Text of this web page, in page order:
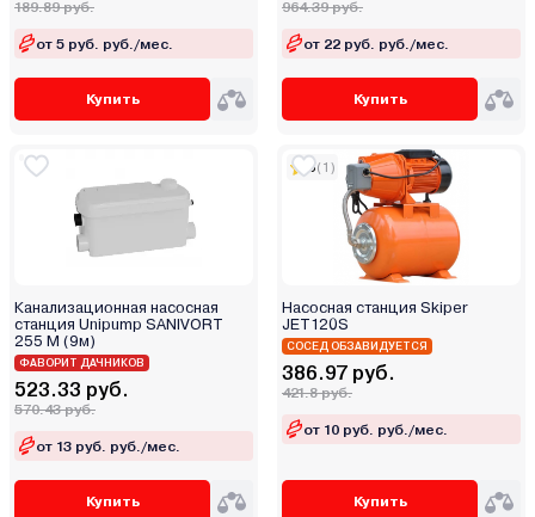
Skiper
Spec
Speroni
Stanley
Sturm
Taifu
Termica
Tesk
Thermex
TOR
Toyama
189.89 руб.
от 5 руб. руб./мес.
Купить
964.39 руб.
от 22 руб. руб./мес.
Купить
Канализационная насосная
станция Unipump SANIVORT
255 M (9м)
ФАВОРИТ ДАЧНИКОВ
523.33 руб.
570.43 руб.
от 13 руб. руб./мес.
Купить
5(1)
Насосная станция Skiper
JET120S
СОСЕД ОБЗАВИДУЕТСЯ
386.97 руб.
421.8 руб.
от 10 руб. руб./мес.
Купить